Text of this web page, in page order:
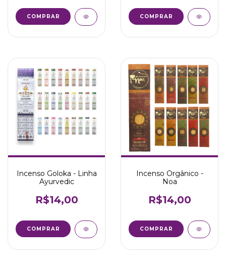
COMPRAR COMPRAR
Incenso Goloka - Linha
Ayurvedic
R$14,00
COMPRAR
Incenso Orgânico -
Noa
R$14,00
COMPRAR